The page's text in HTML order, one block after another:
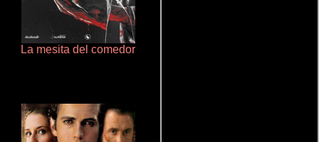
La mesita del comedor